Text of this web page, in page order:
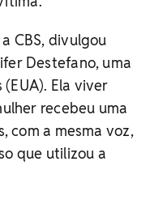
CBS, divulgou
Destefano, uma
Ela viver
recebeu uma
com a mesma voz,
que utilizou a